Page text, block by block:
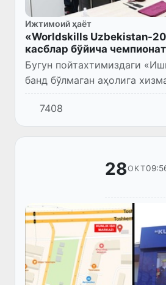
Ижтимоий ҳаёт
«Worldskills Uzbekistan-
касблар бўйича
Бугун пойтахтимиздаги
банд бўлмаган аҳолига
мономарказида ишчи
«WorldSkills Uzbekistan-
бошланди.
7408
28ОКТ